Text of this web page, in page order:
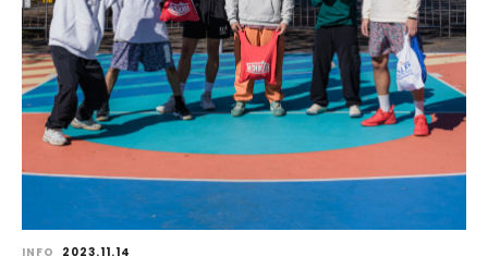
INFO 2023.11.14